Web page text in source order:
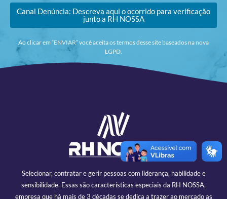
Canal Denúncia: Descreva aqui o ocorrido para verificação
junto a RH NOSSA
Ao clicar em “ENVIAR” você aceita os termos desse site baseados na nova
LGPD.
Selecionar, contratar e gerir pessoas com liderança, habilidade e
sensibilidade. Essas são características especiais da RH NOSSA,
empresa que há mais de 3 décadas se dedica a trazer ao mercado as